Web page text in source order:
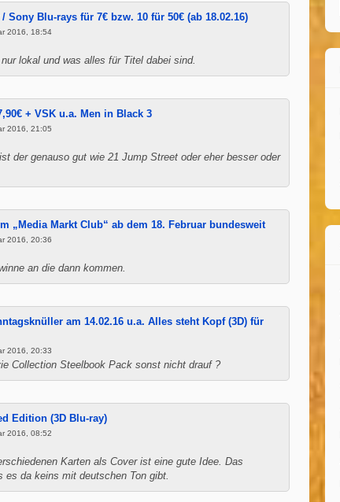
Sony Blu-rays für 7€ bzw. 10 für 50€ (ab 18.02.16)
2016, 18:54
lokal und was alles für Titel dabei sind.
+ VSK u.a. Men in Black 3
2016, 21:05
der genauso gut wie 21 Jump Street oder eher besser oder
„Media Markt Club“ ab dem 18. Februar bundesweit
2016, 20:36
an die dann kommen.
am 14.02.16 u.a. Alles steht Kopf (3D) für
2016, 20:33
Collection Steelbook Pack sonst nicht drauf ?
Edition (3D Blu-ray)
2016, 08:52
Karten als Cover ist eine gute Idee. Das
da keins mit deutschen Ton gibt.